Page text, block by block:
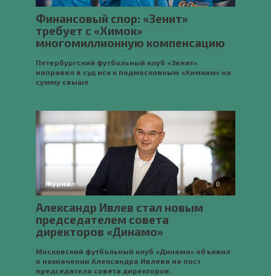
Финансовый спор: «Зенит»
требует с «Химок»
многомиллионную компенсацию
Петербургский футбольный клуб «Зенит»
направил в суд иск к подмосковным «Химкам» на
сумму свыше
Журнал 0
Александр Ивлев стал новым
председателем совета
директоров «Динамо»
Московский футбольный клуб «Динамо» объявил
о назначении Александра Ивлева на пост
председателя совета директоров.